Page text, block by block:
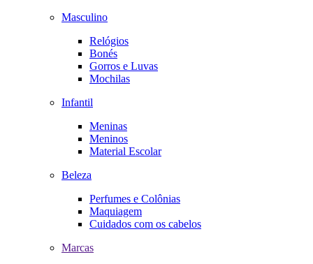
Masculino
Relógios
Bonés
Gorros e Luvas
Mochilas
Infantil
Meninas
Meninos
Material Escolar
Beleza
Perfumes e Colônias
Maquiagem
Cuidados com os cabelos
Marcas